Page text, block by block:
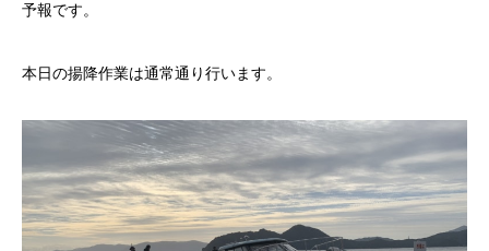
予報です。
本日の揚降作業は通常通り行います。